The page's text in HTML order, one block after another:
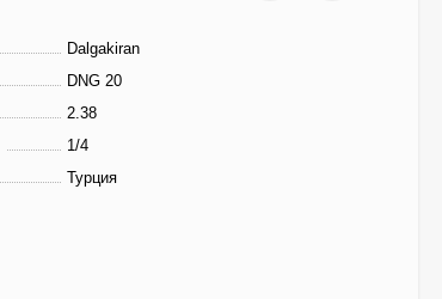
Dalgakiran
DNG 20
2.38
1/4
Турция